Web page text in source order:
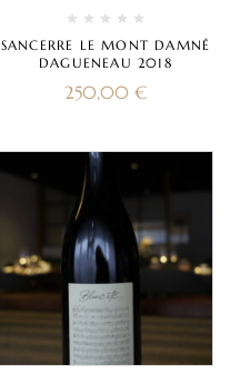
SANCERRE LE MONT DAMNÉ
DAGUENEAU 2018
250,00 €